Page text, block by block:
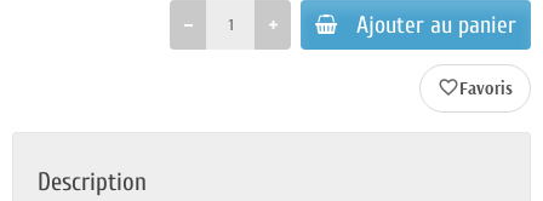
Ajouter au panier
favorite_border
Description